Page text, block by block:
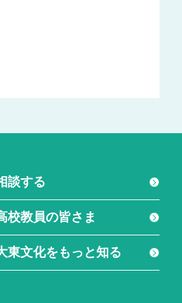
談する
校教員の皆さま
東文化をもっと知る